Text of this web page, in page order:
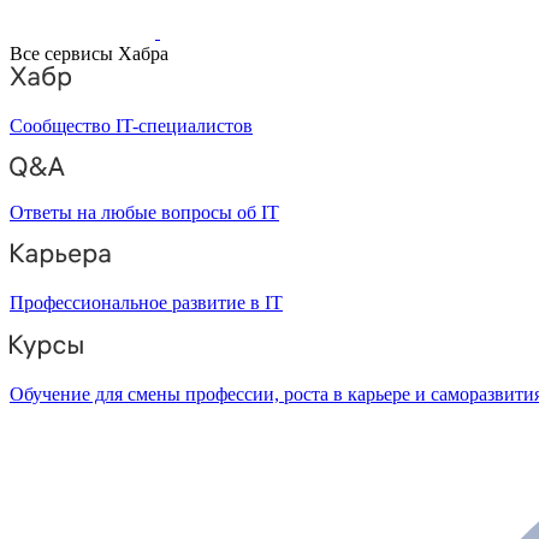
Все сервисы Хабра
Сообщество IT-специалистов
Ответы на любые вопросы об IT
Профессиональное развитие в IT
Обучение для смены профессии, роста в карьере и